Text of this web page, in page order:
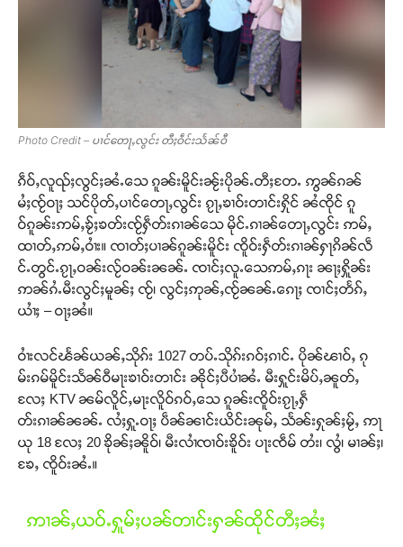
Photo Credit – ပၢင်တေႃႇလွင်း တီႈဝဵင်းသႅၼ်ဝီ
ၵဵဝ်ႇလူၺ်ႈလွင်ႈၼႆႉသေ ၵူၼ်းမိူင်းၼႂ်းပိုၼ်ႉတီႈတႄႉ ဢွၼ်ၵၼ်
မႆႈၸႂ်ဝႃႈ သင်ပိုတ်ႇပၢင်တေႃႇလွင်း ၵႂႃႇၶၢဝ်းတၢင်းႁိုင် ၼႆၸိုင် ၵူ
ဝ်ၵူၼ်းဢမ်ႇၶႂ်ႈၶတ်းၸႂ်ႁဵတ်းၵၢၼ်သေ မိုင်ႉၵၢၼ်တေႃႇလွင်း ဢမ်ႇ
ထၢတ်ႇဢမ်ႇဝၢႆး။ ၸၢတ်ႈပၢၼ်ၵူၼ်းမိူင်း ၸိူဝ်းႁဵတ်းၵၢၼ်ႁႃၵိၼ်လဵ
င်ႉတွင်ႉၵႂႃႇဝၼ်းလႂ်ဝၼ်းၼၼ်ႉ ၸၢင်ႈလူႉသေဢမ်ႇၵႃး ၼႃႈႁိူၼ်း
ဢၼ်ၵႆႉမီးလွင်ႈမူၼ်ႈ ၸႂ်၊ လွင်ႈဢုၼ်ႇၸႂ်ၼၼ်ႉၵေႃႈ ၸၢင်ႈတႅၵ်ႇ
ယၢႆႈ – ဝႃႈၼႆ။
ဝၢႆးလင်ၽႅၼ်ယၼ်ႇသိုၵ်း 1027 တပ်ႉသိုၵ်းၵဝ်ႈၵၢင်ႉ ပိုၼ်ၽၢဝ်ႇ ၵု
မ်းၵမ်မိူင်းသႅၼ်ဝီမႃးၶၢဝ်းတၢင်း ၼိုင်ႈပီပၢႆၼႆႉ မီးႁူင်းမိပ်ႇၼူတ်ႇ
လႄႈ KTV ၼမ်လိူင်ႇမႃးလိူဝ်ၵဝ်ႇသေ ၵူၼ်းၸိူဝ်းၵႂႃႇႁဵ
တ်းၵၢၼ်ၼၼ်ႉ လႆႈႁူႉဝႃႈ ပဵၼ်ၼၢင်းယိင်းၼုမ်ႇ သႅၼ်းႁုၼ်ႈမႂ်ႇ ဢႃ
ယု 18 လႄႈ 20 ၶိုၼ်ႈၼိူဝ်၊ မီးလၢႆၸၢဝ်းၶိူဝ်း ပႃးၸဵမ် တႆး၊ လွႆ၊ မၢၼ်ႈ၊
ၶႄႇ ၸိူဝ်းၼႆႉ။
ဢၢၼ်ႇယဝ်ႉႁူမ်ႈပၼ်တၢင်းႁၼ်ထိုင်တီႈၼႆႈ